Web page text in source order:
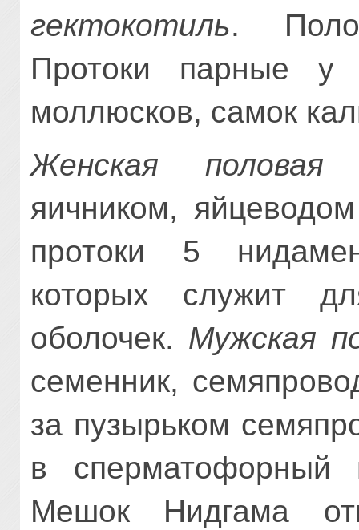
гектокотиль.
Протоки парные у
моллюсков, самок
Женская половая
яичником,
протоки 5
которых служит
оболочек. Мужская
семенник,
за пузырьком
в
Мешок Нидгама